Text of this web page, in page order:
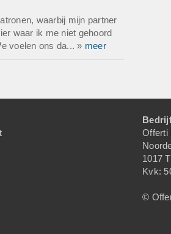
waarbij mijn partner
waar ik me niet gehoord
voelen ons da... » meer
Offerti
1017
Kvk:
©